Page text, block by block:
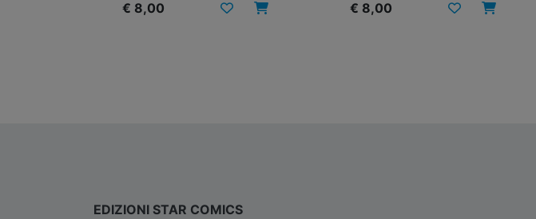
€ 8,00 € 8,00
EDIZIONI STAR COMICS